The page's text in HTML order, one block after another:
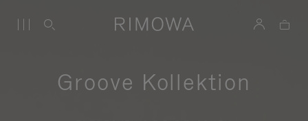
Groove Kollektion